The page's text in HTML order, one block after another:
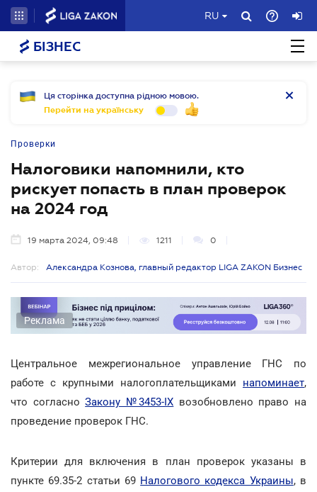
RU
БІЗНЕС
Ця сторінка доступна рідною мовою.
Перейти на українську
Проверки
Налоговики напомнили, кто
рискует попасть в план проверок
на 2024 год
19 марта 2024, 09:48 1211 0
Автор: Александра Кознова, главный редактор LIGA ZAKON Бизнес
Реклама
Центральное межрегиональное управление ГНС по
работе с крупными налогоплательщиками напоминает,
что согласноЗакону №3453-ІХ возобновлено право на
проведение проверок ГНС.
Критерии для включения в план проверок указаны в
пункте 69.35-2 статьи 69 Налогового кодекса Украины, в